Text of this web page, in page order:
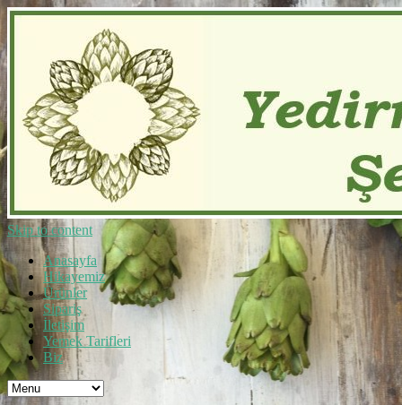
Skip to content
Anasayfa
Hikayemiz
Ürünler
Sipariş
İletişim
Yemek Tarifleri
Biz